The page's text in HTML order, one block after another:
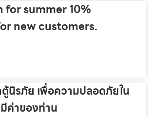
for summer 10%
new customers.
ตู้นิรภัย เพื่อความปลอดภัยใน
ค่าของท่าน